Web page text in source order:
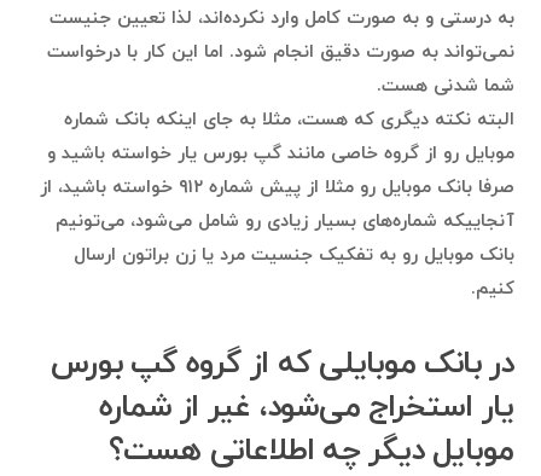
به درستی و به صورت کامل وارد نکرده‌اند، لذا تعیین جنیست
نمی‌تواند به صورت دقیق انجام شود. اما این کار با درخواست
شما شدنی هست.
البته نکته دیگری که هست، مثلا به جای اینکه بانک شماره
موبایل رو از گروه خاصی مانند گپ بورس یار خواسته باشید و
صرفا بانک موبایل رو مثلا از پیش شماره ۹۱۲ خواسته باشید، از
آنجاییکه شماره‌های بسیار زیادی رو شامل می‌شود، می‌تونیم
بانک موبایل‌ رو به تفکیک جنسیت مرد یا زن براتون ارسال
کنیم.
در بانک موبایلی که از گروه گپ بورس
یار استخراج می‌شود، غیر از شماره
موبایل دیگر چه اطلاعاتی هست؟